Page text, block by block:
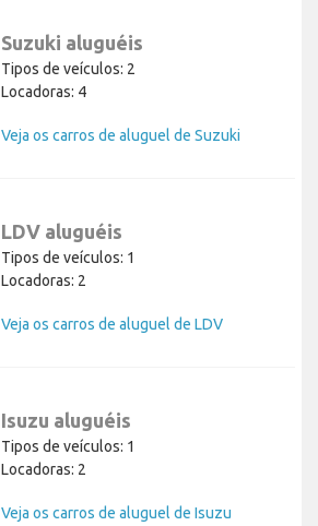
Suzuki aluguéis
Tipos de veículos: 2
Locadoras: 4
Veja os carros de aluguel de Suzuki
LDV aluguéis
Tipos de veículos: 1
Locadoras: 2
Veja os carros de aluguel de LDV
Isuzu aluguéis
Tipos de veículos: 1
Locadoras: 2
Veja os carros de aluguel de Isuzu